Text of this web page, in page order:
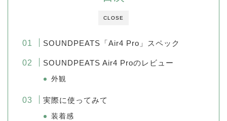
CLOSE
SOUNDPEATS「Air4 Pro」スペック
SOUNDPEATS Air4 Proのレビュー
外観
実際に使ってみて
装着感